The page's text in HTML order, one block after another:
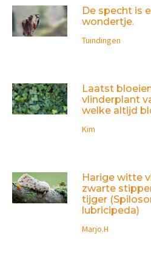
De specht is
wondertje.
Tuindingen
Laatst
vlinderplant
welke altijd
Kim
Harige witte
zwarte
tijger
lubricipeda)
Marjo.H